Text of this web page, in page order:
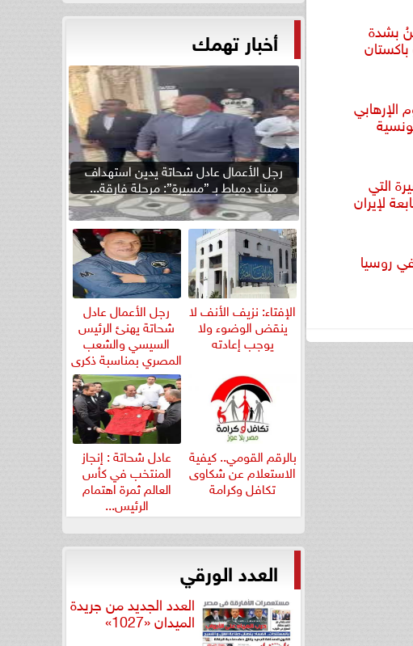
بشدة
الإرهابي
التي
لإيران
روسيا
أخبار تهمك
رجل الأعمال عادل شحاتة يدين استهداف
ميناء دمياط بـ ”مسيرة”: مرحلة فارقة...
الإفتاء: نزيف الأنف لا
ينقض الوضوء ولا
يوجب إعادته
رجل الأعمال عادل
شحاتة يهنئ الرئيس
السيسي والشعب
المصري بمناسبة ذكرى
ثورة...
بالرقم القومي.. كيفية
الاستعلام عن شكاوى
تكافل وكرامة
عادل شحاتة : إنجاز
المنتخب في كأس
العالم ثمرة اهتمام
الرئيس...
العدد الورقي
العدد الجديد من جريدة
الميدان «1027»